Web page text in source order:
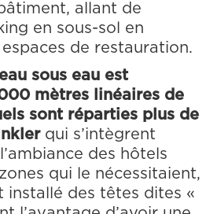
allant de
en sous-sol en
de restauration.
sous eau est
mètres linéaires de
sont réparties plus de
qui s’intègrent
des hôtels
qui le nécessitaient,
installé des têtes dites «